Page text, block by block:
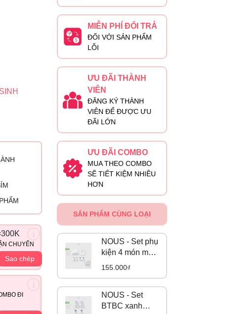
CHUYỂN
Sao chép
ĐI
MIỄN PHÍ ĐỔI TRẢ
ĐỐI VỚI SẢN PHẨM
LỖI
ƯU ĐÃI THÀNH
VIÊN
ĐĂNG KÝ THÀNH
VIÊN ĐỂ ĐƯỢC ƯU
ĐÃI LỚN
ƯU ĐÃI COMBO
MUA THEO COMBO
SẼ TIẾT KIỆM NHIỀU
HƠN
SẢN PHẨM CÙNG LOẠI
NOUS - Set phụ
kiện 4 món màu
trắng phối xanh
155.000₫
NOUS - Set
BTBC xanh